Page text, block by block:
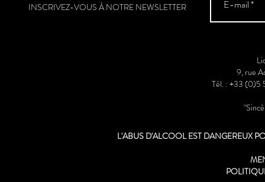
INSCRIVEZ-VOUS À NOTRE NEWSLETTER
9, rue
Tél. : +33
L'ABUS D'ALCOOL EST DANGEREUX